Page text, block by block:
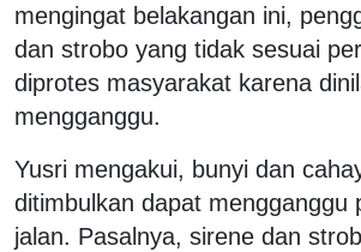
mengingat belakangan ini,
dan strobo yang tidak sesuai
diprotes masyarakat karena
mengganggu.
Yusri mengakui, bunyi dan
ditimbulkan dapat mengganggu
jalan. Pasalnya, sirene dan